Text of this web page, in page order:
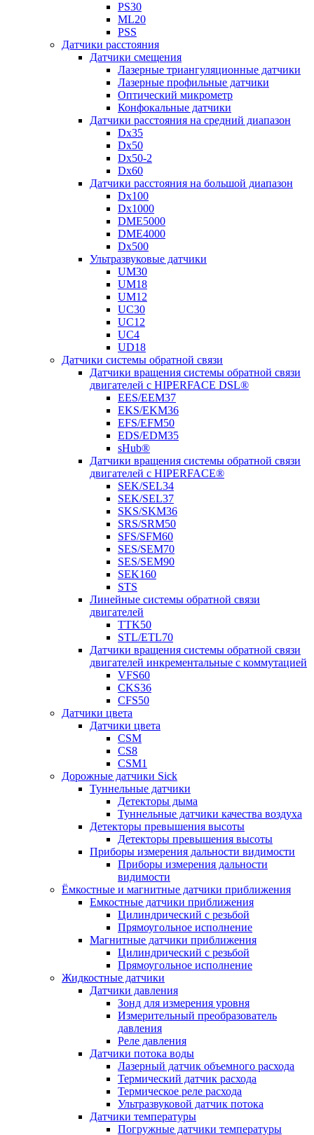
PS30
ML20
PSS
Датчики расстояния
Датчики смещения
Лазерные триангуляционные датчики
Лазерные профильные датчики
Оптический микрометр
Конфокальные датчики
Датчики расстояния на средний диапазон
Dx35
Dx50
Dx50-2
Dx60
Датчики расстояния на большой диапазон
Dx100
Dx1000
DME5000
DME4000
Dx500
Ультразвуковые датчики
UM30
UM18
UM12
UC30
UC12
UC4
UD18
Датчики системы обратной связи
Датчики вращения системы обратной связи
двигателей с HIPERFACE DSL®
EES/EEM37
EKS/EKM36
EFS/EFM50
EDS/EDM35
sHub®
Датчики вращения системы обратной связи
двигателей с HIPERFACE®
SEK/SEL34
SEK/SEL37
SKS/SKM36
SRS/SRM50
SFS/SFM60
SES/SEM70
SES/SEM90
SEK160
STS
Линейные системы обратной связи
двигателей
TTK50
STL/ETL70
Датчики вращения системы обратной связи
двигателей инкрементальные с коммутацией
VFS60
CKS36
CFS50
Датчики цвета
Датчики цвета
CSM
CS8
CSM1
Дорожные датчики Sick
Туннельные датчики
Детекторы дыма
Туннельные датчики качества воздуха
Детекторы превышения высоты
Детекторы превышения высоты
Приборы измерения дальности видимости
Приборы измерения дальности
видимости
Ёмкостные и магнитные датчики приближения
Емкостные датчики приближения
Цилиндрический с резьбой
Прямоугольное исполнение
Магнитные датчики приближения
Цилиндрический с резьбой
Прямоугольное исполнение
Жидкостные датчики
Датчики давления
Зонд для измерения уровня
Измерительный преобразователь
давления
Реле давления
Датчики потока воды
Лазерный датчик объемного расхода
Термический датчик расхода
Термическое реле расхода
Ультразвуковой датчик потока
Датчики температуры
Погружные датчики температуры